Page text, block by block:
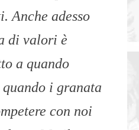
Anche adesso
di valori è
a quando
i granata
con noi